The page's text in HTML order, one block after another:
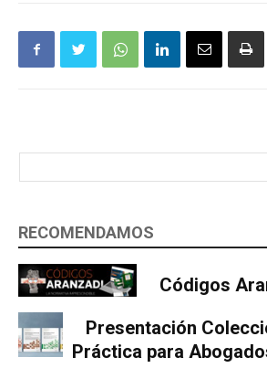
RECOMENDAMOS
Códigos
Presentación
Práctica para